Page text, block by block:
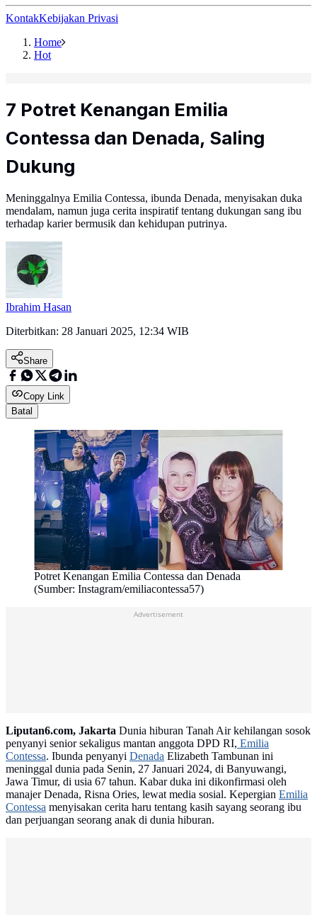
KontakKebijakan Privasi
Home
Hot
7 Potret Kenangan Emilia
Contessa dan Denada, Saling
Dukung
Meninggalnya Emilia Contessa, ibunda Denada, menyisakan duka
mendalam, namun juga cerita inspiratif tentang dukungan sang ibu
terhadap karier bermusik dan kehidupan putrinya.
Ibrahim Hasan
Diterbitkan: 28 Januari 2025, 12:34 WIB
Share
Copy Link
Batal
Potret Kenangan Emilia Contessa dan Denada
(Sumber: Instagram/emiliacontessa57)
Liputan6.com, Jakarta Dunia hiburan Tanah Air kehilangan sosok
penyanyi senior sekaligus mantan anggota DPD RI, Emilia
Contessa. Ibunda penyanyi Denada Elizabeth Tambunan ini
meninggal dunia pada Senin, 27 Januari 2024, di Banyuwangi,
Jawa Timur, di usia 67 tahun. Kabar duka ini dikonfirmasi oleh
manajer Denada, Risna Ories, lewat media sosial. Kepergian Emilia
Contessa menyisakan cerita haru tentang kasih sayang seorang ibu
dan perjuangan seorang anak di dunia hiburan.